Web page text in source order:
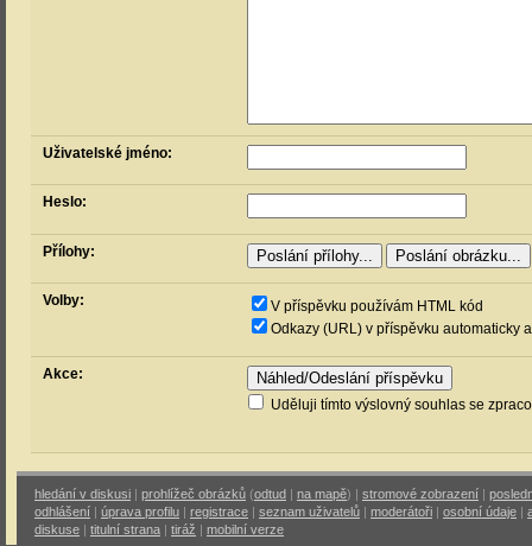
Uživatelské jméno:
Heslo:
Přílohy:
Volby:
V příspěvku používám HTML kód
Odkazy (URL) v příspěvku automaticky
Akce:
Uděluji tímto výslovný souhlas se
hledání v diskusi | prohlížeč obrázků (odtud | na mapě) | stromové zobrazení |
odhlášení | úprava profilu | registrace | seznam uživatelů | moderátoři | osobní údaje |
diskuse | titulní strana | tiráž | mobilní verze